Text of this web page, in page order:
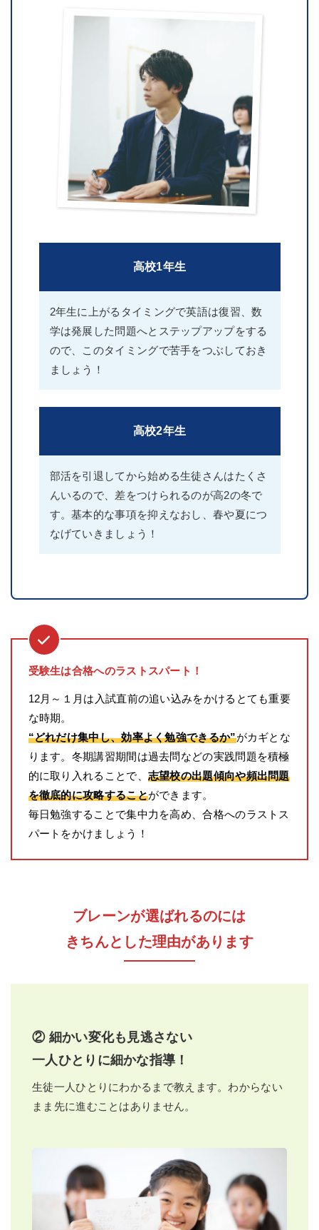
高校1年生
2年生に上がるタイミングで英語は復習、数
学は発展した問題へとステップアップをする
ので、このタイミングで苦手をつぶしておき
ましょう！
高校2年生
部活を引退してから始める生徒さんはたくさ
んいるので、差をつけられるのが高2の冬で
す。基本的な事項を抑えなおし、春や夏につ
なげていきましょう！
受験生は合格へのラストスパート！
12月～１月は入試直前の追い込みをかけるとても重要
な時期。
“どれだけ集中し、効率よく勉強できるか”がカギとな
ります。冬期講習期間は過去問などの実践問題を積極
的に取り入れることで、 志望校の出題傾向や頻出問題
を徹底的に攻略することができます。
毎日勉強することで集中力を高め、合格へのラストス
パートをかけましょう！
ブレーンが選ばれるのには
きちんとした理由があります
② 細かい変化も見逃さない
一人ひとりに細かな指導！
生徒一人ひとりにわかるまで教えます。わからない
まま先に進むことはありません。